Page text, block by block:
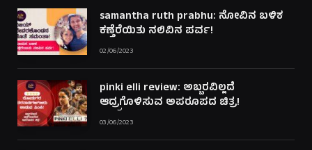
samantha ruth prabhu: ನೋವಿನ ಬಳಿಕ
ಕಣ್ತೆರೆಯಿತು ನಲಿವಿನ ಪರ್ವ!
02/06/2023
pinki elli review: ಅಬ್ಬರವಿಲ್ಲದೆ
ಆದ್ರ್ರಗೊಳಿಸುವ ಅಪರೂಪದ ಚಿತ್ರ!
03/06/2023